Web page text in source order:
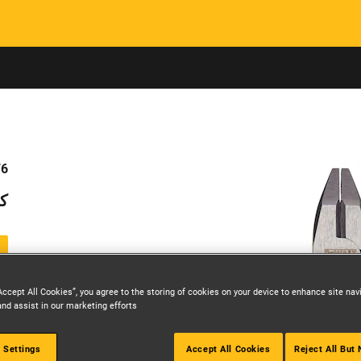
All Cookies”, you agree to the storing of cookies on your device to enhance site
assist in our marketing efforts.
Settings Reject All But
Accept All Cookies